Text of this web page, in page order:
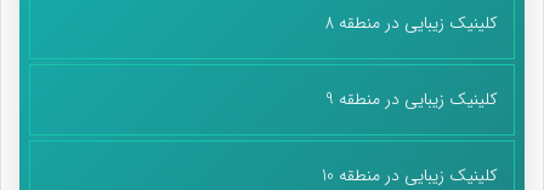
کلینیک زیبایی در منطقه 8
کلینیک زیبایی در منطقه 9
کلینیک زیبایی در منطقه 10